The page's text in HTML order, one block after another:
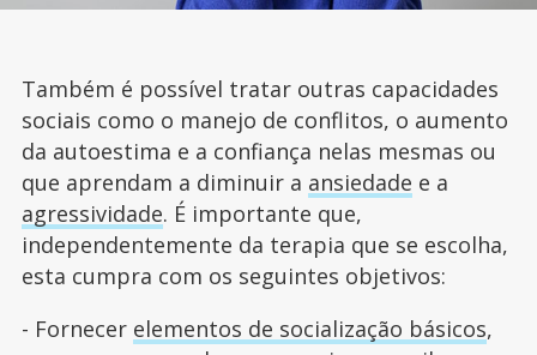
Também é possível tratar outras capacidades
sociais como o manejo de conflitos, o aumento
da autoestima e a confiança nelas mesmas ou
que aprendam a diminuir a ansiedade e a
agressividade. É importante que,
independentemente da terapia que se escolha,
esta cumpra com os seguintes objetivos:
- Fornecer elementos de socialização básicos,